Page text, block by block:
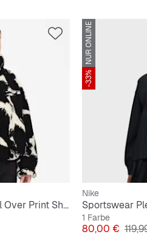
Sportswear Street All Over Print Sherpa
NUR ONLINE
-33%
Nike
Sportswear
1 Farbe
Preis
80,00 €